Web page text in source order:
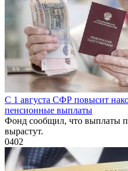
С 1 августа СФР повысит
пенсионные выплаты
Фонд сообщил, что выплаты
вырастут.
0402